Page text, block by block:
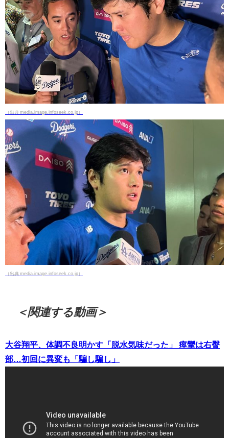
（出典 media.image.infoseek.co.jp）
（出典 media.image.infoseek.co.jp）
＜関連する動画＞
大谷翔平、体調不良明かす「脱水気味だった」 痙攣は右臀
部…初回に異変も「騙し騙し」